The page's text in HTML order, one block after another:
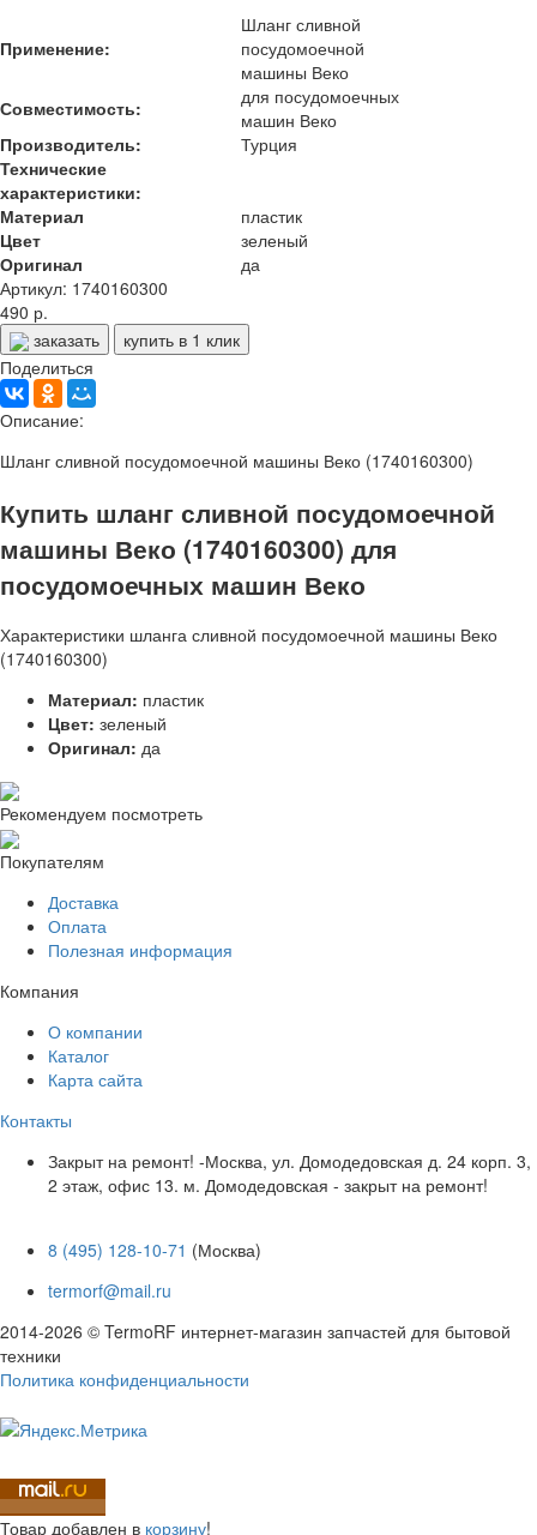
Применение:
Шланг сливной
посудомоечной
машины Веко
Совместимость:
для посудомоечных
машин Веко
Производитель:
Турция
Технические
характеристики:
Материал
пластик
Цвет
зеленый
Оригинал
да
Артикул: 1740160300
490 р.
заказать
купить в 1 клик
Поделиться
Описание:
Шланг сливной посудомоечной машины Веко (1740160300)
Купить шланг сливной посудомоечной
машины Веко (1740160300) для
посудомоечных машин Веко
Характеристики шланга сливной посудомоечной машины Веко
(1740160300)
Материал: пластик
Цвет: зеленый
Оригинал: да
Рекомендуем посмотреть
Покупателям
Доставка
Оплата
Полезная информация
Компания
О компании
Каталог
Карта сайта
Контакты
Закрыт на ремонт! -Москва, ул. Домодедовская д. 24 корп. 3,
2 этаж, офис 13. м. Домодедовская - закрыт на ремонт!
8 (495) 128-10-71 (Москва)
termorf@mail.ru
2014-2026 © TermoRF интернет-магазин запчастей для бытовой
техники
Политика конфиденциальности
Товар добавлен в корзину!